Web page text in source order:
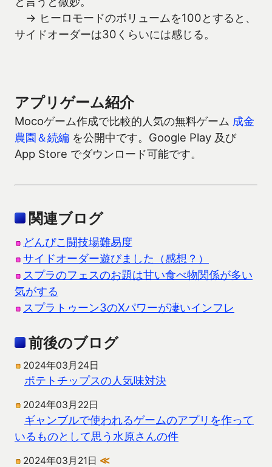
→ ヒーロモードのボリュームを100とすると、
サイドオーダーは30くらいには感じる。
アプリゲーム紹介
Mocoゲーム作成で比較的人気の無料ゲーム 成金
農園＆続編 を公開中です。Google Play 及び
App Store でダウンロード可能です。
関連ブログ
どんぴこ闘技場難易度
サイドオーダー遊びました（感想？）
スプラのフェスのお題は甘い食べ物関係が多い
気がする
スプラトゥーン3のXパワーが凄いインフレ
前後のブログ
2024年03月24日
ポテトチップスの人気味対決
2024年03月22日
ギャンブルで使われるゲームのアプリを作って
いるものとして思う水原さんの件
2024年03月21日 ≪